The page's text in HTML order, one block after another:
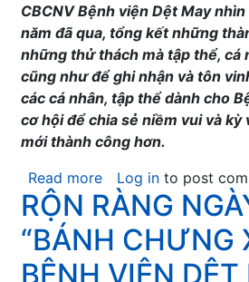
CBCNV Bệnh viện Dệt May
năm đã qua, tổng kết những
những thử thách mà tập thể, cá
cũng như để ghi nhận và tôn
các cá nhân, tập thể dành cho
cơ hội để chia sẻ niềm vui và kỳ
mới thành công hơn.
Read more about
BỮA
TIỆC
TẤT
NIÊN
Log in to post
RỘN RÀNG
“BÁNH CHƯNG
BỆNH VIỆN DỆT